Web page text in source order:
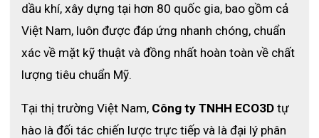
dầu khí, xây dựng tại hơn 80 quốc gia, bao gồm cả
Việt Nam, luôn được đáp ứng nhanh chóng, chuẩn
xác về mặt kỹ thuật và đồng nhất hoàn toàn về chất
lượng tiêu chuẩn Mỹ.
Tại thị trường Việt Nam, Công ty TNHH ECO3D tự
hào là đối tác chiến lược trực tiếp và là đại lý phân